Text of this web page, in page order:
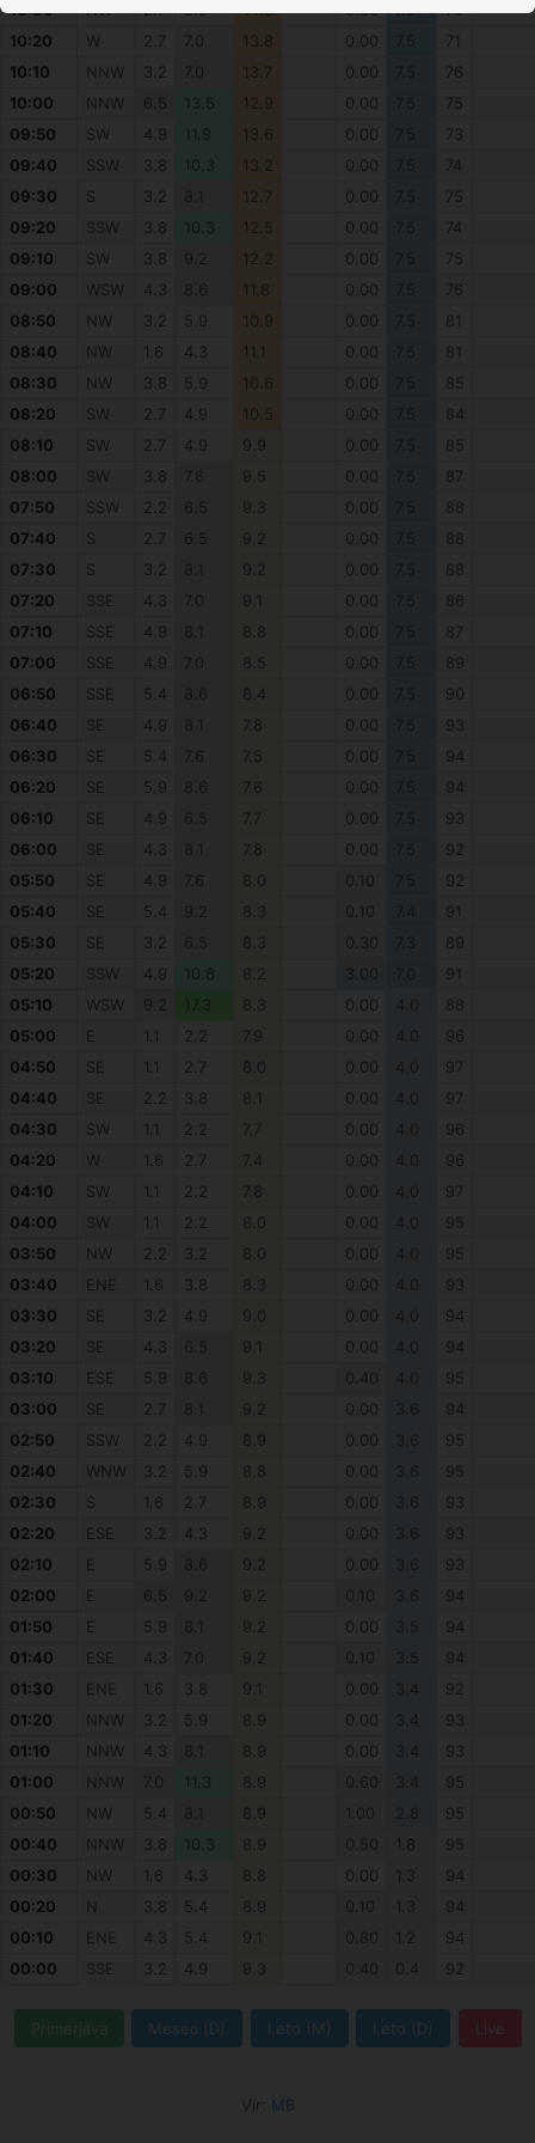
10:30
NW 2.7 5.9 14.0 0.00 7.5
73
10:20
W 2.7 7.0 13.8 0.00 7.5
71
10:10
NNW 3.2 7.0 13.7 0.00 7.5
76
10:00
NNW 6.5 13.5 12.9 0.00 7.5
75
09:50
SW 4.9 11.9 13.6 0.00 7.5
73
09:40
SSW 3.8 10.3 13.2 0.00 7.5
74
09:30
S 3.2 8.1 12.7 0.00 7.5
75
09:20
SSW 3.8 10.3 12.5 0.00 7.5
74
09:10
SW 3.8 9.2 12.2 0.00 7.5
75
09:00
WSW 4.3 8.6 11.8 0.00 7.5
76
08:50
NW 3.2 5.9 10.9 0.00 7.5
81
08:40
NW 1.6 4.3 11.1 0.00 7.5
81
08:30
NW 3.8 5.9 10.6 0.00 7.5
85
08:20
SW 2.7 4.9 10.5 0.00 7.5
84
08:10
SW 2.7 4.9 9.9 0.00 7.5
85
08:00
SW 3.8 7.6 9.5 0.00 7.5
87
07:50
SSW 2.2 6.5 9.3 0.00 7.5
88
07:40
S 2.7 6.5 9.2 0.00 7.5
88
07:30
S 3.2 8.1 9.2 0.00 7.5
88
07:20
SSE 4.3 7.0 9.1 0.00 7.5
86
07:10
SSE 4.9 8.1 8.8 0.00 7.5
87
07:00
SSE 4.9 7.0 8.5 0.00 7.5
89
06:50
SSE 5.4 8.6 8.4 0.00 7.5
90
06:40
SE 4.9 8.1 7.8 0.00 7.5
93
06:30
SE 5.4 7.6 7.5 0.00 7.5
94
06:20
SE 5.9 8.6 7.6 0.00 7.5
94
06:10
SE 4.9 6.5 7.7 0.00 7.5
93
06:00
SE 4.3 8.1 7.8 0.00 7.5
92
05:50
SE 4.9 7.6 8.0 0.10 7.5
92
05:40
SE 5.4 9.2 8.3 0.10 7.4
91
05:30
SE 3.2 6.5 8.3 0.30 7.3
89
05:20
SSW 4.9 10.8 8.2 3.00 7.0
91
05:10
WSW 9.2 17.3 8.3 0.00 4.0
88
05:00
E 1.1 2.2 7.9 0.00 4.0
96
04:50
SE 1.1 2.7 8.0 0.00 4.0
97
04:40
SE 2.2 3.8 8.1 0.00 4.0
97
04:30
SW 1.1 2.2 7.7 0.00 4.0
96
04:20
W 1.6 2.7 7.4 0.00 4.0
96
04:10
SW 1.1 2.2 7.8 0.00 4.0
97
04:00
SW 1.1 2.2 8.0 0.00 4.0
95
03:50
NW 2.2 3.2 8.0 0.00 4.0
95
03:40
ENE 1.6 3.8 8.3 0.00 4.0
93
03:30
SE 3.2 4.9 9.0 0.00 4.0
94
03:20
SE 4.3 6.5 9.1 0.00 4.0
94
03:10
ESE 5.9 8.6 9.3 0.40 4.0
95
03:00
SE 2.7 8.1 9.2 0.00 3.6
94
02:50
SSW 2.2 4.9 8.9 0.00 3.6
95
02:40
WNW 3.2 5.9 8.8 0.00 3.6
95
02:30
S 1.6 2.7 8.9 0.00 3.6
93
02:20
ESE 3.2 4.3 9.2 0.00 3.6
93
02:10
E 5.9 8.6 9.2 0.00 3.6
93
02:00
E 6.5 9.2 9.2 0.10 3.6
94
01:50
E 5.9 8.1 9.2 0.00 3.5
94
01:40
ESE 4.3 7.0 9.2 0.10 3.5
94
01:30
ENE 1.6 3.8 9.1 0.00 3.4
92
01:20
NNW 3.2 5.9 8.9 0.00 3.4
93
01:10
NNW 4.3 8.1 8.9 0.00 3.4
93
01:00
NNW 7.0 11.3 8.9 0.60 3.4
95
00:50
NW 5.4 8.1 8.9 1.00 2.8
95
00:40
NNW 3.8 10.3 8.9 0.50 1.8
95
00:30
NW 1.6 4.3 8.8 0.00 1.3
94
00:20
N 3.8 5.4 8.9 0.10 1.3
94
00:10
ENE 4.3 5.4 9.1 0.80 1.2
94
00:00
SSE 3.2 4.9 9.3 0.40 0.4 92
Primerjava Mesec (D) Leto (M) Leto (D) Live
Vir: MB